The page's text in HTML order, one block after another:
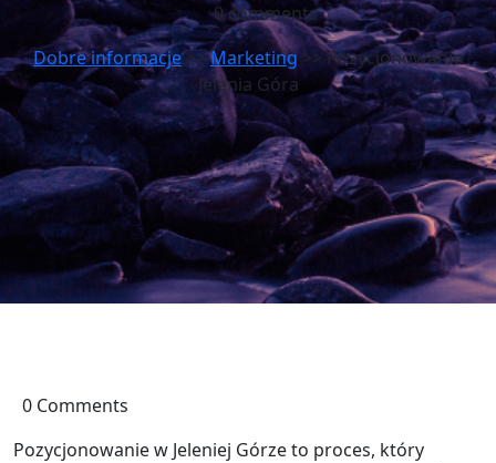
0 comments
Dobre informacje>>Marketing>> Pozycjonowanie
Jelenia Góra
0 Comments
Pozycjonowanie w Jeleniej Górze to proces, który